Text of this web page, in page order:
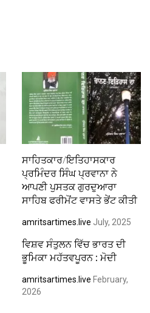
ਸਾਹਿਤਕਾਰ/ਇਤਿਹਾਸਕਾਰ
ਪ੍ਰਮਿੰਦਰ ਸਿੰਘ ਪ੍ਰਵਾਨਾ ਨੇ
ਆਪਣੀ ਪੁਸਤਕ ਗੁਰਦੁਆਰਾ
ਸਾਹਿਬ ਫਰੀਮੋਂਟ ਵਾਸਤੇ ਭੇਂਟ ਕੀਤੀ
amritsartimes.live July, 2025
ਵਿਸ਼ਵ ਸੰਤੁਲਨ ਵਿੱਚ ਭਾਰਤ ਦੀ
ਭੂਮਿਕਾ ਮਹੱਤਵਪੂਰਨ : ਮੋਦੀ
amritsartimes.live February,
2026